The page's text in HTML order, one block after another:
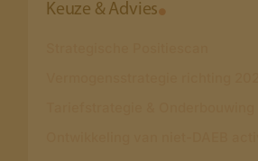
Keuze & Advies